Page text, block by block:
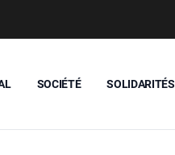
SOCIÉTÉ SOLIDARITÉS